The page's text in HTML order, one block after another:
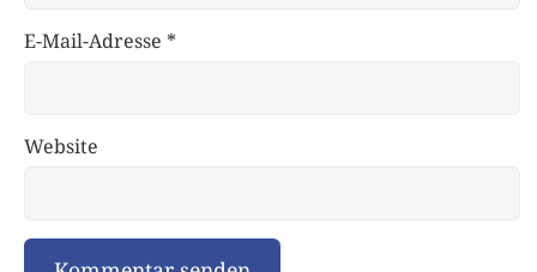
E-Mail-Adresse *
Website